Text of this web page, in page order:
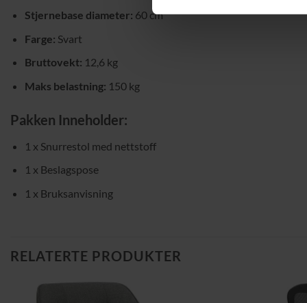
Stjernebase diameter: 60 cm
Farge: Svart
Bruttovekt: 12,6 kg
Maks belastning: 150 kg
Pakken Inneholder:
1 x Snurrestol med nettstoff
1 x Beslagspose
1 x Bruksanvisning
RELATERTE PRODUKTER